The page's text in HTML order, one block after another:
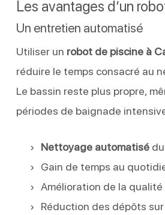
Les avantages d’un
Un entretien automatisé
Utiliser un robot de piscine à
réduire le temps consacré au
Le bassin reste plus propre,
périodes de baignade
Nettoyage automatisédu
Gain de temps au
Amélioration de la qualité
Réduction des dépôts